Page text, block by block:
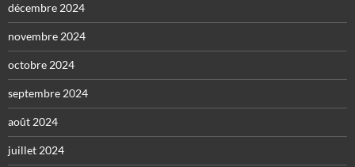
décembre 2024
novembre 2024
octobre 2024
septembre 2024
août 2024
juillet 2024